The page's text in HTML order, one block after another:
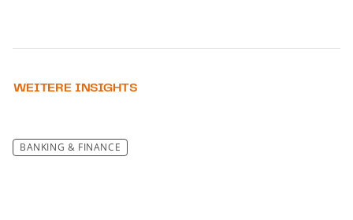
WEITERE INSIGHTS
BANKING & FINANCE